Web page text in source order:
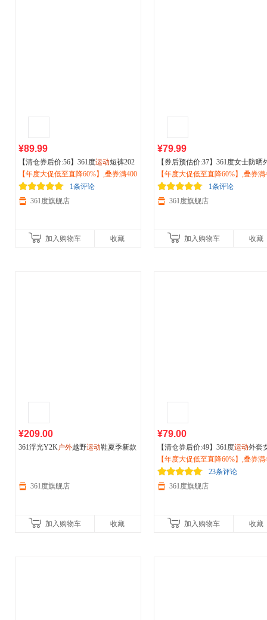
¥89.99
【清仓券后价:56】361度运动短裤202
6夏季新款男子针织短裤透气网眼篮球
裤户外跑步裤652621703
【年度大促低至直降60%】,叠券满400
减150/600减230,立即抢购！
1条评论
361度旗舰店
加入购物车 收藏
¥79.99
【券后预估价:37】361度女士防晒
套2026夏季新款针织透气防晒服宽
休闲户外运动外套662514607V
【年度大促低至直降60%】,叠券满
减150/600减230,立即抢购！
1条评论
361度旗舰店
加入购物车 收藏
¥209.00
361浮光Y2K户外越野运动鞋夏季新款
361度旗舰店
加入购物车 收藏
¥79.00
【清仓券后价:49】361度运动外套
026夏季新款速干紧身防晒衣户外
外线防晒服662514607
【年度大促低至直降60%】,叠券满
减150/600减230,立即抢购！
23条评论
361度旗舰店
加入购物车 收藏